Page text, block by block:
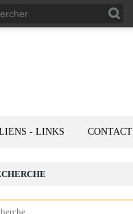
- LINKS CONTACT